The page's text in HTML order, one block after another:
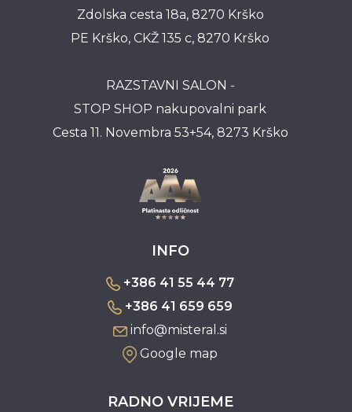
Zdolska cesta 18a, 8270 Krško
PE Krško, CKŽ 135 c, 8270 Krško
RAZSTAVNI SALON -
STOP SHOP nakupovalni park
Cesta 11. Novembra 53+54, 8273 Krško
INFO
+386 41 55 44 77
+386 41 659 659
info@misteral.si
Google map
RADNO VRIJEME